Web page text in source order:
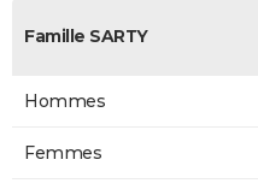
Famille SARTY
Hommes
Femmes